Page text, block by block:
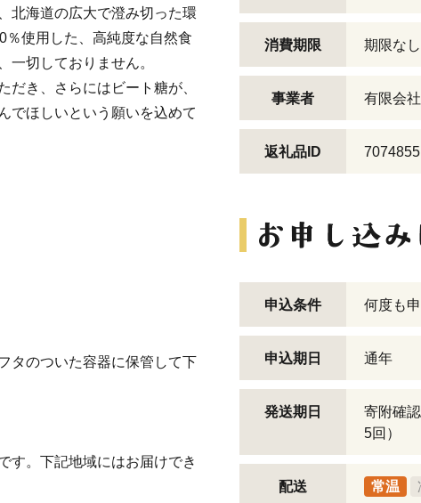
北海道の広大で澄み切った環
使用した、高純度な自然食
一切しておりません。
だき、さらにはビート糖が、
でほしいという願いを込めて
タのついた容器に保管して下
す。下記地域にはお届けでき
消費期限 期限なし
事業者 有限会
返礼品ID 7074855
申込条件 何度も
申込期日 通年
発送期日
寄附確
5回）
配送 常温